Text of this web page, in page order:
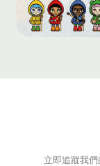
立即追蹤我們